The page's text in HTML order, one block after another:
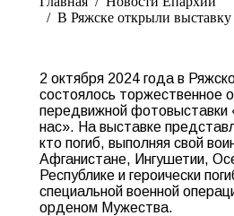
В Ряжске открыли
2 октября 2024 года в
состоялось торжественное
передвижной фотовыставки
нас». На выставке
кто погиб, выполняя свой
Афганистане, Ингушетии,
Республике и героически
специальной военной
орденом Мужества.